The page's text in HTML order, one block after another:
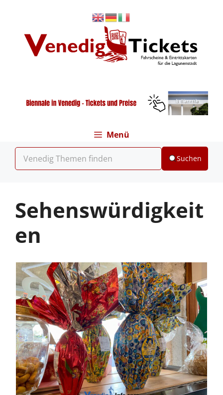
Menü
Suchen
Sehenswürdigkeit
en